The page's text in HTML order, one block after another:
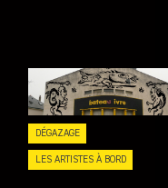
DÉGAZAGE
LES ARTISTES À BORD